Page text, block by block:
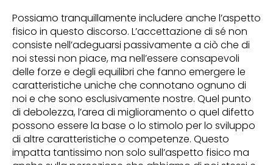
Possiamo tranquillamente includere anche l’aspetto
fisico in questo discorso. L’accettazione di sé non
consiste nell’adeguarsi passivamente a ciò che di
noi stessi non piace, ma nell’essere consapevoli
delle forze e degli equilibri che fanno emergere le
caratteristiche uniche che connotano ognuno di
noi e che sono esclusivamente nostre. Quel punto
di debolezza, l’area di miglioramento o quel difetto
possono essere la base o lo stimolo per lo sviluppo
di altre caratteristiche o competenze. Questo
impatta tantissimo non solo sull’aspetto fisico ma